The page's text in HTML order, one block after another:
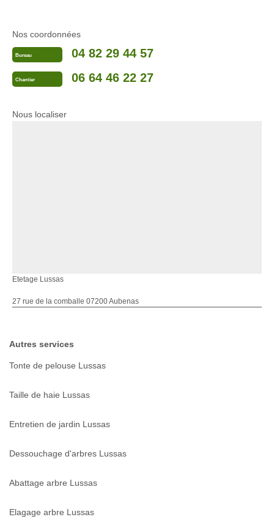
Nos coordonnées
Bureau 04 82 29 44 57
Chantier 06 64 46 22 27
Nous localiser
Etetage Lussas
27 rue de la comballe 07200 Aubenas
Autres services
Tonte de pelouse Lussas
Taille de haie Lussas
Entretien de jardin Lussas
Dessouchage d'arbres Lussas
Abattage arbre Lussas
Elagage arbre Lussas